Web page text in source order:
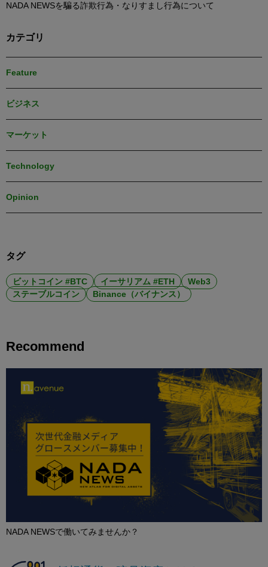
NADA NEWSを騙る詐欺行為・なりすまし行為について
カテゴリ
Feature
ビジネス
マーケット
Technology
Opinion
タグ
ビットコイン #BTC イーサリアム #ETH
Web3
ステーブルコイン
Binance（バイナンス）
Recommend
NADA NEWSで働いてみませんか？